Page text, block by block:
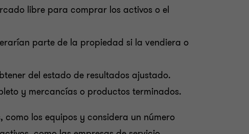
libre para comprar los activos o el
parte de la propiedad si la vendiera o
del estado de resultados ajustado.
y mercancías o productos terminados.
los equipos y considera un número